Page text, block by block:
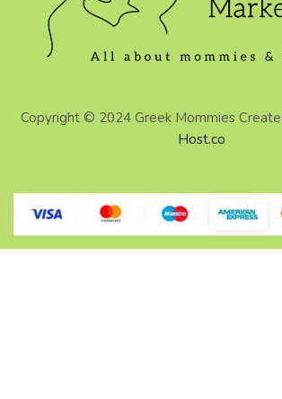
Copyright © 2024 Greek Mommies
Host.co